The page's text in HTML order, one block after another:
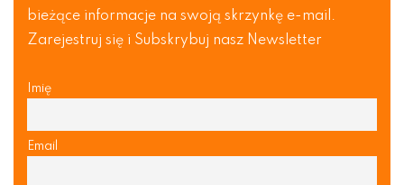
bieżące informacje na swoją skrzynkę e-mail.
Zarejestruj się i Subskrybuj nasz Newsletter
Imię
Email